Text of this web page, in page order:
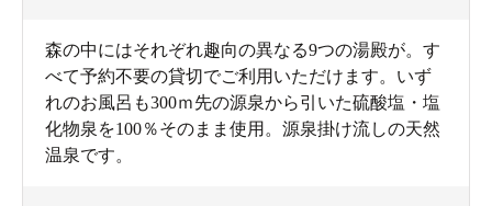
森の中にはそれぞれ趣向の異なる9つの湯殿が。す
べて予約不要の貸切でご利用いただけます。いず
れのお風呂も300ｍ先の源泉から引いた硫酸塩・塩
化物泉を100％そのまま使用。源泉掛け流しの天然
温泉です。